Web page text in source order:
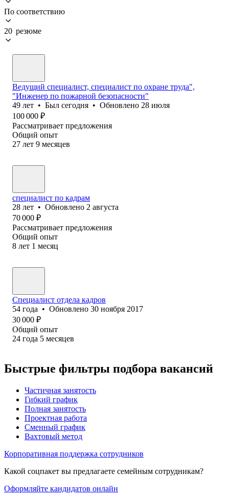
По соответствию
20 резюме
Ведущий специалист, специалист по охране труда",
"Инженер по пожарной безопасности"
49 лет • Был сегодня • Обновлено 28 июля
100 000 ₽
Рассматривает предложения
Общий опыт
27 лет 9 месяцев
специалист по кадрам
28 лет • Обновлено 2 августа
70 000 ₽
Рассматривает предложения
Общий опыт
8 лет 1 месяц
Специалист отдела кадров
54 года • Обновлено 30 ноября 2017
30 000 ₽
Общий опыт
24 года 5 месяцев
Быстрые фильтры подбора вакансий
Частичная занятость
Гибкий график
Полная занятость
Проектная работа
Сменный график
Вахтовый метод
Корпоративная поддержка сотрудников
Какой соцпакет вы предлагаете семейным сотрудникам?
Оформляйте кандидатов онлайн